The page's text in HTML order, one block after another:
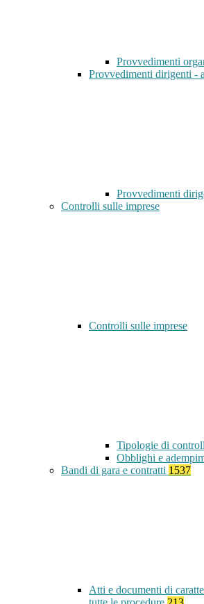
Provvedimenti
Provvedimenti dirigenti -
Provvedimenti
Controlli sulle imprese
Controlli sulle imprese
Tipologie di
Obblighi e
Bandi di gara e contratti 1537
Atti e documenti di